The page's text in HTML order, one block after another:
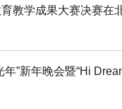
教学成果大赛决赛在
”新年晚会暨“Hi